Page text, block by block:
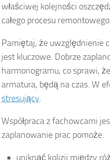
właściwej kolejności
całego procesu
Pamiętaj, że uwzględnienie
jest kluczowe. Dobrze
harmonogramu, co sprawi,
armatura, będą na czas. W
stresujący.
Współpraca z fachowcami
zaplanowanie prac pomoże:
uniknąć kolizji między